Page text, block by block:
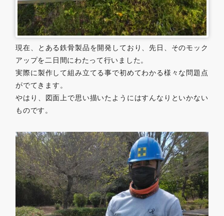
現在、とある鉄骨製品を開発しており、先日、そのモック
アップを二日間にわたって行いました。
実際に製作して組み立てる事で初めてわかる様々な問題点
がでてきます。
やはり、図面上で思い描いたようにはすんなりといかない
ものです。